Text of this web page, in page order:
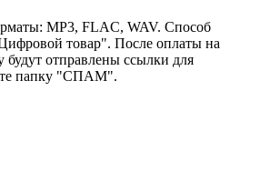
MP3, FLAC, WAV. Способ
товар". После оплаты на
отправлены ссылки для
папку "СПАМ".